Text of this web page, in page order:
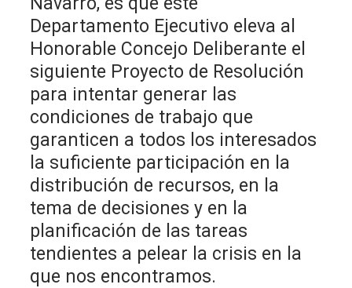
Departamento Ejecutivo eleva al
Honorable Concejo Deliberante el
siguiente Proyecto de Resolución
para intentar generar las
condiciones de trabajo que
garanticen a todos los interesados
la suficiente participación en la
distribución de recursos, en la
tema de decisiones y en la
planificación de las tareas
tendientes a pelear la crisis en la
que nos encontramos.